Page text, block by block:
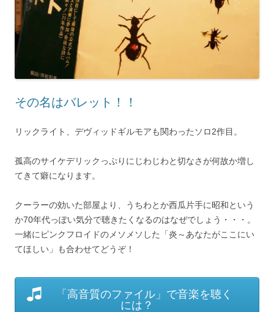
その名はバレット！！
リックライト、デヴィッドギルモアも関わったソロ2作目。
孤高のサイケデリックっぷりにじわじわと切なさが何故か増し
てきて癖になります。
クーラーの効いた部屋より、うちわとか西瓜片手に昭和という
か70年代っぽい気分で聴きたくなるのはなぜでしょう・・・。
一緒にピンクフロイドのメソメソした「炎～あなたがここにい
てほしい」も合わせてどうぞ！
「高音質のファイル」で音楽を聴く
には？